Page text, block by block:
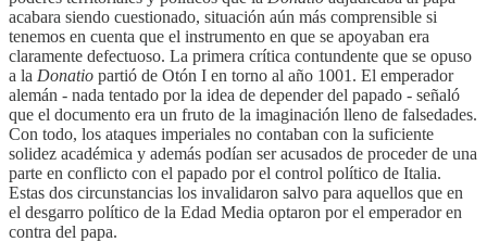
acabara siendo cuestionado, situación aún más comprensible si
tenemos en cuenta que el instrumento en que se apoyaban era
claramente defectuoso. La primera crítica contundente que se opuso
a la Donatio partió de Otón I en torno al año 1001. El emperador
alemán - nada tentado por la idea de depender del papado - señaló
que el documento era un fruto de la imaginación lleno de falsedades.
Con todo, los ataques imperiales no contaban con la suficiente
solidez académica y además podían ser acusados de proceder de una
parte en conflicto con el papado por el control político de Italia.
Estas dos circunstancias los invalidaron salvo para aquellos que en
el desgarro político de la Edad Media optaron por el emperador en
contra del papa.